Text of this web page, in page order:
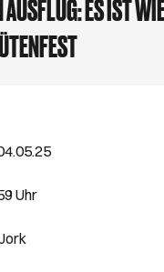
ES IST
Uhr
Browser-Tab